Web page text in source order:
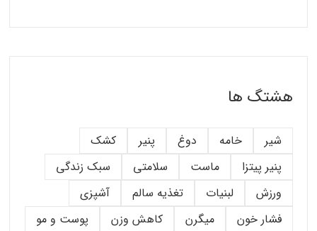
هشتگ ها
شیر خامه دوغ پنیر
کشک
پنیر پیتزا
ماست سلامتی
سبک زندگی
ورزش
لبنیات تغذیه سالم
آشپزی
فشار خون
میگرن کاهش وزن
پوست و مو